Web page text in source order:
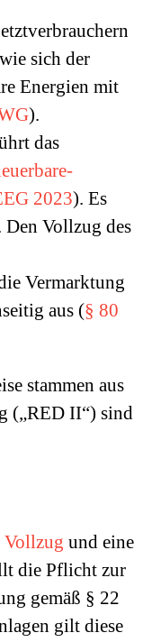
sich der
Energien mit
).
das
2023). Es
Vollzug des
Vermarktung
aus (§ 80
stammen aus
(„RED II“) sind
Vollzug und eine
die Pflicht zur
gemäß § 22
gilt diese